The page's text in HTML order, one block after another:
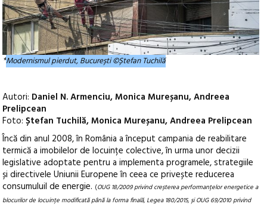
*Modernismul pierdut, București ©Ștefan Tuchilă
Autori: Daniel N. Armenciu, Monica Mureșanu, Andreea
Prelipcean
Foto:Ștefan Tuchilă, Monica Mureșanu, Andreea Prelipcean
Încă din anul 2008, în România a început campania de reabilitare
termică a imobilelor de locuințe colective, în urma unor decizii
legislative adoptate pentru a implementa programele, strategiile
și directivele Uniunii Europene în ceea ce privește reducerea
consumuluil de energie. (OUG 18/2009 privind creșterea performanțelor energetice a
blocurilor de locuințe modificată până la forma finală, Legea 180/2015, și OUG 69/2010 privind